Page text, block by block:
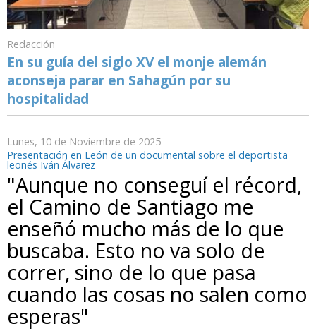
Redacción
En su guía del siglo XV el monje alemán
aconseja parar en Sahagún por su
hospitalidad
Lunes, 10 de Noviembre de 2025
Presentación en León de un documental sobre el deportista
leonés Iván Álvarez
"Aunque no conseguí el récord,
el Camino de Santiago me
enseñó mucho más de lo que
buscaba. Esto no va solo de
correr, sino de lo que pasa
cuando las cosas no salen como
esperas"